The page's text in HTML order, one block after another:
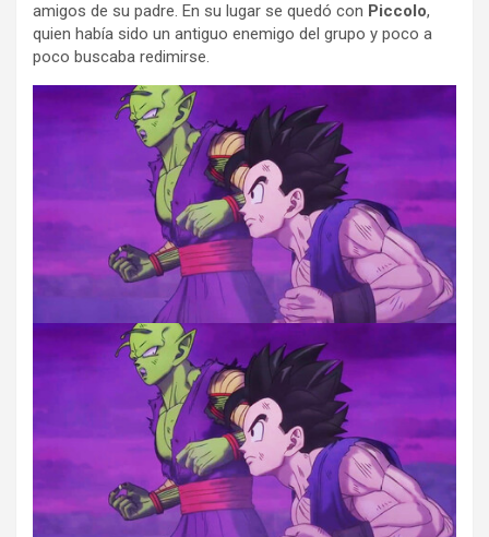
amigos de su padre. En su lugar se quedó con Piccolo,
quien había sido un antiguo enemigo del grupo y poco a
poco buscaba redimirse.